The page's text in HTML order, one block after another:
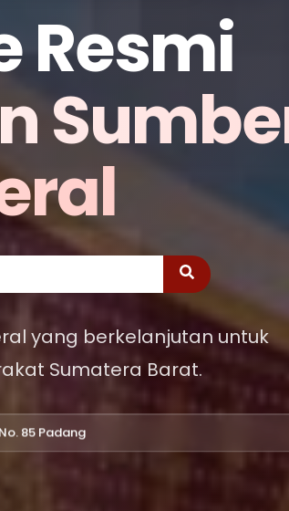
Resmi
yang berkelanjutan untuk
Sumatera Barat.
85 Padang